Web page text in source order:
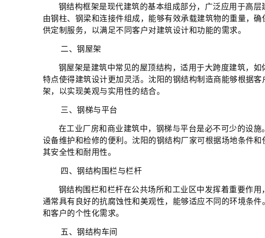
钢结构框架是现代建筑的基本组成部分，广泛应用于高
由钢柱、钢梁和连接件组成，能够有效承载建筑物的重量，
供定制服务，以满足不同客户对建筑设计和功能的需求。
二、钢屋架
钢屋架是建筑中常见的屋顶结构，适用于大跨度建筑，
特点使得建筑设计更加灵活。沈阳的钢结构制造商能够根据
架，以实现美观与实用性的结合。
三、钢梯与平台
在工业厂房和商业建筑中，钢梯与平台是必不可少的设
设备维护和检修的便利。沈阳的钢结构厂家可根据场地条件
其安全性和耐用性。
四、钢结构围栏与栏杆
钢结构围栏和栏杆在公共场所和工业区中发挥着重要作
通常具有良好的抗腐蚀性和美观性，能够适应不同的环境条
和客户的个性化需求。
五、钢结构车间